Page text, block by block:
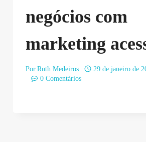
negócios com
marketing
Por Ruth Medeiros
29 de janeiro de
0 Comentários